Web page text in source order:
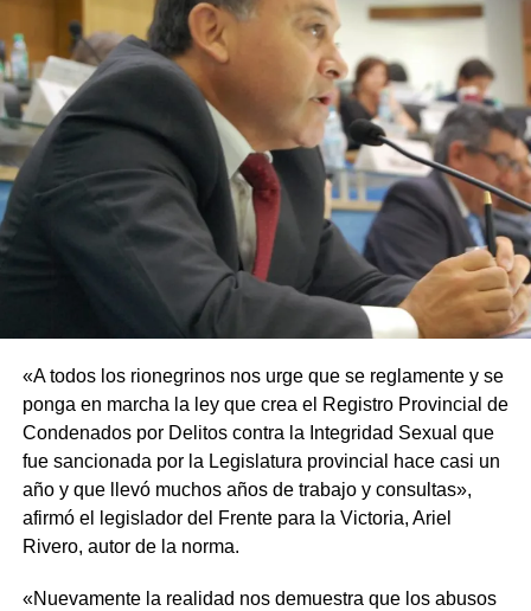
«A todos los rionegrinos nos urge que se reglamente y se
ponga en marcha la ley que crea el Registro Provincial de
Condenados por Delitos contra la Integridad Sexual que
fue sancionada por la Legislatura provincial hace casi un
año y que llevó muchos años de trabajo y consultas»,
afirmó el legislador del Frente para la Victoria, Ariel
Rivero, autor de la norma.
«Nuevamente la realidad nos demuestra que los abusos